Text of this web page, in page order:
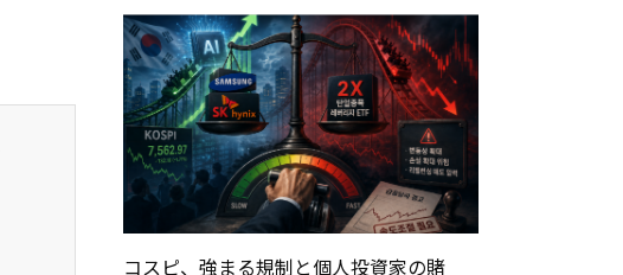
コスピ、強まる規制と個人投資家の賭